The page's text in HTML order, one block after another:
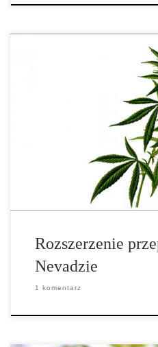
Komisja Podatkowa w Nevadzie
sprzedaży marihuany w nagłych
na dystrybucję marihuany w
cały kolejny rok. Komisja ds.
za rozszerzeniem istniejących
kryzysowych, umożliwiając […]
Rozszerzenie
Nevadzie
1 komentarz